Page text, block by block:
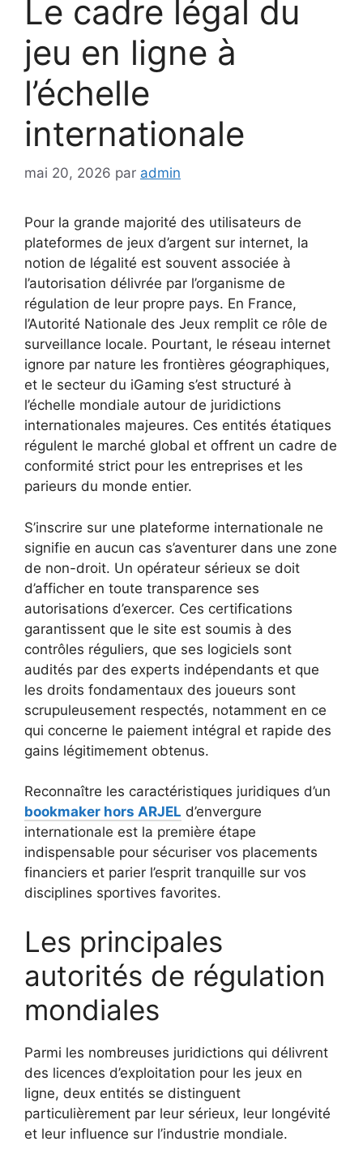
Le cadre légal du
jeu en ligne à
l’échelle
internationale
mai 20, 2026 par admin
Pour la grande majorité des utilisateurs de
plateformes de jeux d’argent sur internet, la
notion de légalité est souvent associée à
l’autorisation délivrée par l’organisme de
régulation de leur propre pays. En France,
l’Autorité Nationale des Jeux remplit ce rôle de
surveillance locale. Pourtant, le réseau internet
ignore par nature les frontières géographiques,
et le secteur du iGaming s’est structuré à
l’échelle mondiale autour de juridictions
internationales majeures. Ces entités étatiques
régulent le marché global et offrent un cadre de
conformité strict pour les entreprises et les
parieurs du monde entier.
S’inscrire sur une plateforme internationale ne
signifie en aucun cas s’aventurer dans une zone
de non-droit. Un opérateur sérieux se doit
d’afficher en toute transparence ses
autorisations d’exercer. Ces certifications
garantissent que le site est soumis à des
contrôles réguliers, que ses logiciels sont
audités par des experts indépendants et que
les droits fondamentaux des joueurs sont
scrupuleusement respectés, notamment en ce
qui concerne le paiement intégral et rapide des
gains légitimement obtenus.
Reconnaître les caractéristiques juridiques d’un
bookmaker hors ARJEL d’envergure
internationale est la première étape
indispensable pour sécuriser vos placements
financiers et parier l’esprit tranquille sur vos
disciplines sportives favorites.
Les principales
autorités de régulation
mondiales
Parmi les nombreuses juridictions qui délivrent
des licences d’exploitation pour les jeux en
ligne, deux entités se distinguent
particulièrement par leur sérieux, leur longévité
et leur influence sur l’industrie mondiale.